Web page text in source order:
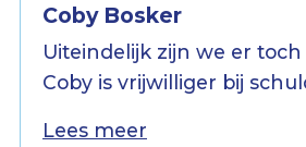
Coby Bosker
Uiteindelijk zijn we er
Coby is vrijwilliger bij
Lees meer